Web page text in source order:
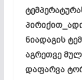
ნიადაგის
აგრეთვე
დაფარვა